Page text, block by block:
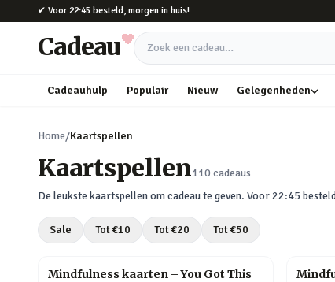
Naar hoofdinhoud
✔ Voor 22:45 besteld, morgen in huis!
Cadeau Zoek een cadeau
Cadeauhulp Populair Nieuw Gelegenheden
Home/Kaartspellen
Kaartspellen110 cadeaus
De leukste kaartspellenom cadeau te geven. Voor 22:45
Sale Tot €10 Tot €20 Tot €50
Mindfulness kaarten – You Got This